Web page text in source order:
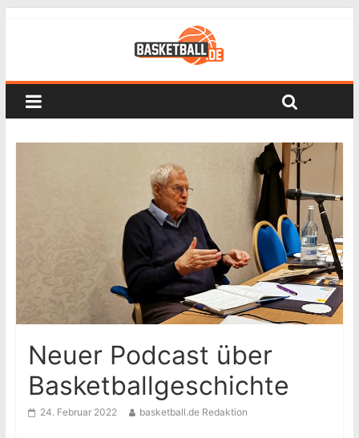
Neuer Podcast über
Basketballgeschichte
24. Februar 2022 basketball.de Redaktion